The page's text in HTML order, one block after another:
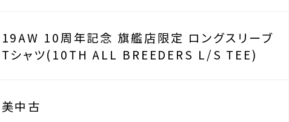
19AW 10周年記念 旗艦店限定 ロングスリーブ
Tシャツ(10TH ALL BREEDERS L/S TEE)
美中古